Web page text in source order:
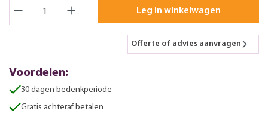
Leg in winkelwagen
Offerte of advies aanvragen
Voordelen:
30 dagen bedenkperiode
Gratis achteraf betalen